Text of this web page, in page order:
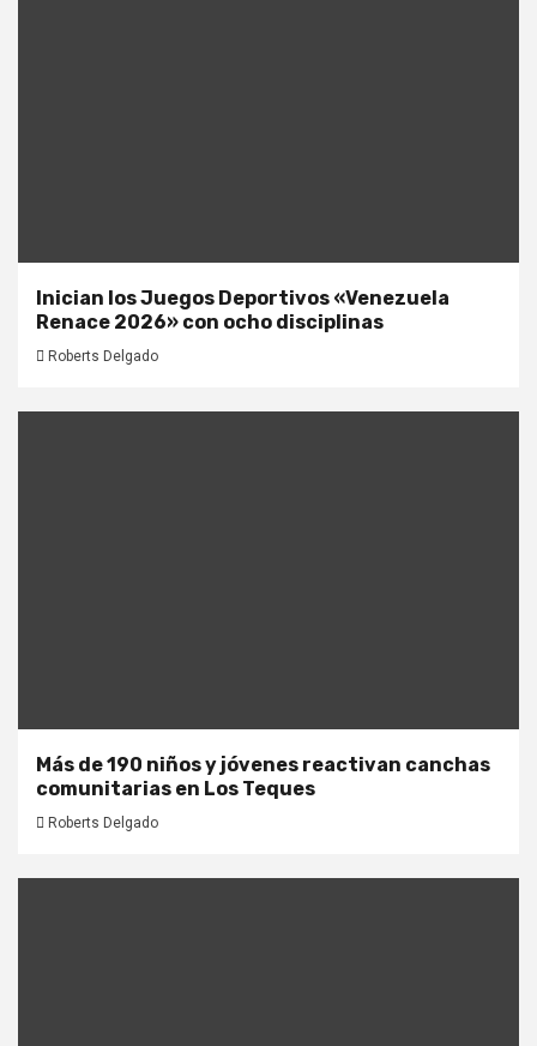
Inician los Juegos Deportivos «Venezuela
Renace 2026» con ocho disciplinas
Roberts Delgado
Más de 190 niños y jóvenes reactivan canchas
comunitarias en Los Teques
Roberts Delgado